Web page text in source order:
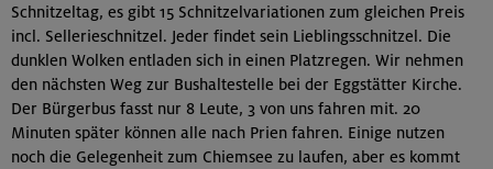
Schnitzeltag, es gibt 15 Schnitzelvariationen zum gleichen Preis
incl. Sellerieschnitzel. Jeder findet sein Lieblingsschnitzel. Die
dunklen Wolken entladen sich in einen Platzregen. Wir nehmen
den nächsten Weg zur Bushaltestelle bei der Eggstätter Kirche.
Der Bürgerbus fasst nur 8 Leute, 3 von uns fahren mit. 20
Minuten später können alle nach Prien fahren. Einige nutzen
noch die Gelegenheit zum Chiemsee zu laufen, aber es kommt